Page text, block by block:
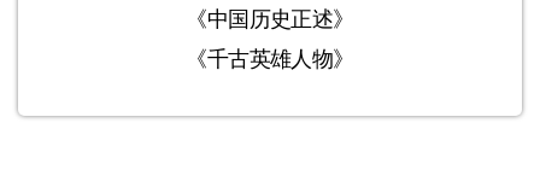
《中国历史正述》
《千古英雄人物》